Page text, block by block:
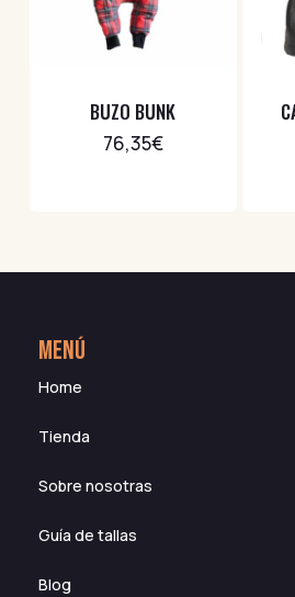
BUZO BUNK
76,35€
MENÚ
Home
Tienda
Sobre nosotras
Guía de tallas
Blog